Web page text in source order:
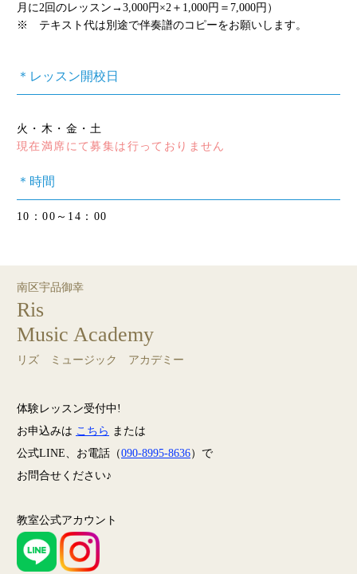
月に2回のレッスン→3,000円×2＋1,000円＝7,000円）
※ テキスト代は別途で伴奏譜のコピーをお願いします。
＊レッスン開校日
火・木・金・土
現在満席にて募集は行っておりません
＊時間
10：00～14：00
南区宇品御幸
Ris
Music Academy
リズ ミュージック アカデミー
体験レッスン受付中!
お申込みは こちら または
公式LINE、お電話（090-8995-8636）で
お問合せください♪
教室公式アカウント